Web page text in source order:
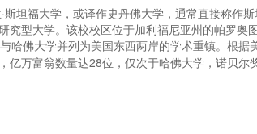
坦福大学，或译作史丹佛大学，通常直接称作
究型大学。 该校校区位于加利福尼亚州的帕罗奥
佛大学并列为美国东西两岸的学术重镇。 根据
亿万富翁数量达28位，仅次于哈佛大学，诺贝尔